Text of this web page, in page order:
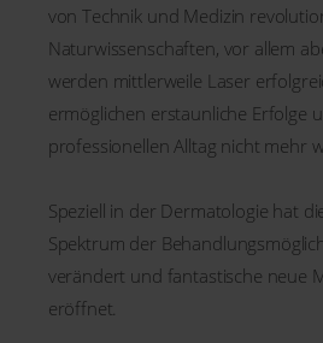
von Technik und Medizin
Naturwissenschaften, vor allem
werden mittlerweile Laser
ermöglichen erstaunliche Erfolge
professionellen Alltag nicht mehr
Speziell in der Dermatologie hat
Spektrum der
verändert und fantastische neue
eröffnet.